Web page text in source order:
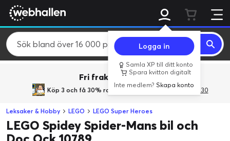
Logga in
Samla XP till ditt konto
Spara kvitton digitalt
Inte medlem?Skapa konto
Fri frakt över 800 kr.
Köp 3 och få 30% rabatt med rabattkoden 3Gives30
Leksaker & Hobby LEGO LEGO Super Heroes
LEGO Spidey Spider-Mans bil och